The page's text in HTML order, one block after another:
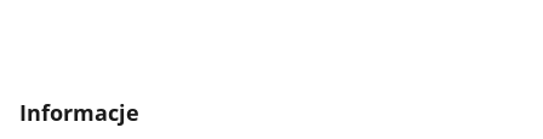
Informacje